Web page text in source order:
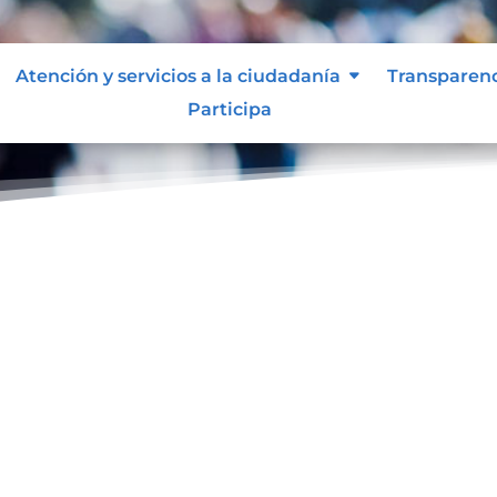
Atención y servicios a la ciudadanía
Participa